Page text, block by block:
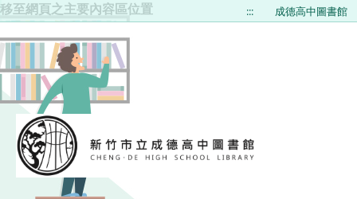
移至網頁之主要內容區位置 ::: 成德高中圖書館